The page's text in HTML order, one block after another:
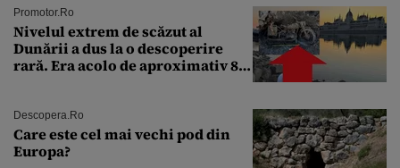
Promotor.ro
Nivelul extrem de scăzut al
Dunării a dus la o descoperire
rară. Era acolo de aproximativ 80
Descopera.ro
Care este cel mai vechi pod din
Europa?